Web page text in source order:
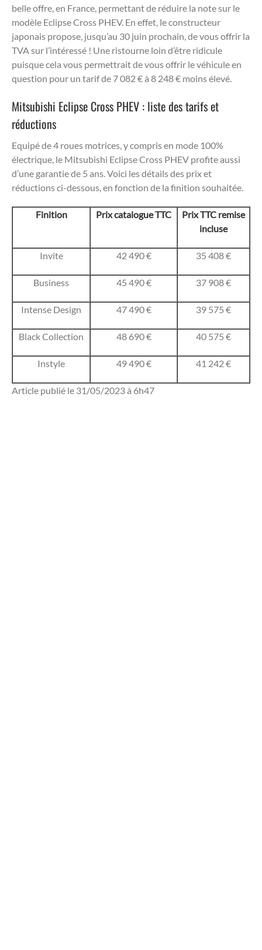
belle offre, en France, permettant de réduire la note sur le
modèle Eclipse Cross PHEV. En effet, le constructeur
japonais propose, jusqu’au 30 juin prochain, de vous offrir la
TVA sur l’intéressé ! Une ristourne loin d’être ridicule
puisque cela vous permettrait de vous offrir le véhicule en
question pour un tarif de 7 082 € à 8 248 € moins élevé.
Mitsubishi Eclipse Cross PHEV : liste des tarifs et
réductions
Equipé de 4 roues motrices, y compris en mode 100%
électrique, le Mitsubishi Eclipse Cross PHEV profite aussi
d’une garantie de 5 ans. Voici les détails des prix et
réductions ci-dessous, en fonction de la finition souhaitée.
Finition Prix catalogue TTC
Prix TTC remise
incluse
Invite 42 490 € 35 408 €
Business 45 490 € 37 908 €
Intense Design 47 490 € 39 575 €
Black Collection 48 690 € 40 575 €
Instyle 49 490 € 41 242 €
Article publié le 31/05/2023 à 6h47